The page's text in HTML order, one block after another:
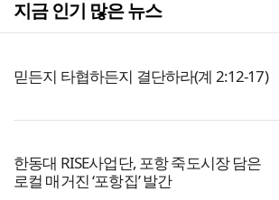
지금 인기 많은 뉴스
믿든지 타협하든지 결단하라(계 2:12-17)
한동대 RISE사업단, 포항 죽도시장 담은
로컬 매거진 ‘포항집’ 발간